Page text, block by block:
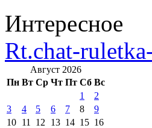
Интересное
Rt.chat-
Август 2026
Пн Вт Ср Чт Пт Сб Вс
1
2
3
4 5 6 7 8
9
10 11 12 13 14 15 16